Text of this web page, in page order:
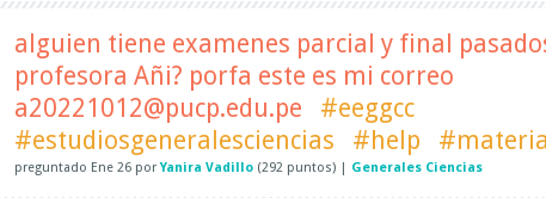
alguien tiene examenes parcial y final
profesora Añi? porfa este es mi correo
a20221012@pucp.edu.pe
#eeggcc
#estudiosgeneralesciencias
#help
preguntado Ene 26 porYanira Vadillo (292 puntos) Generales Ciencias